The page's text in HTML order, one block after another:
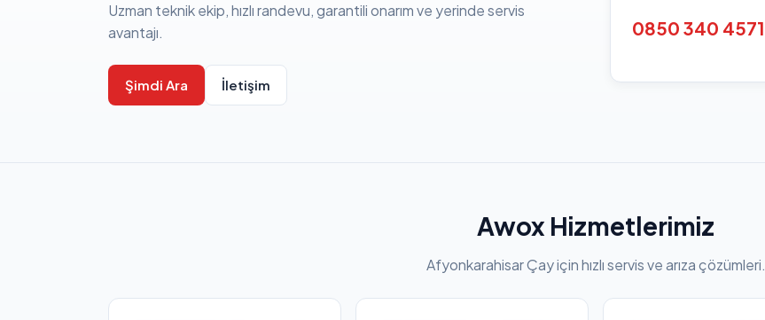
Uzman teknik ekip, hızlı randevu, garantili onarım ve yerinde servis
avantajı.
Şimdi Ara İletişim
0850 340 4571
Awox Hizmetlerimiz
Afyonkarahisar Çay için hızlı servis ve arıza çözümleri.